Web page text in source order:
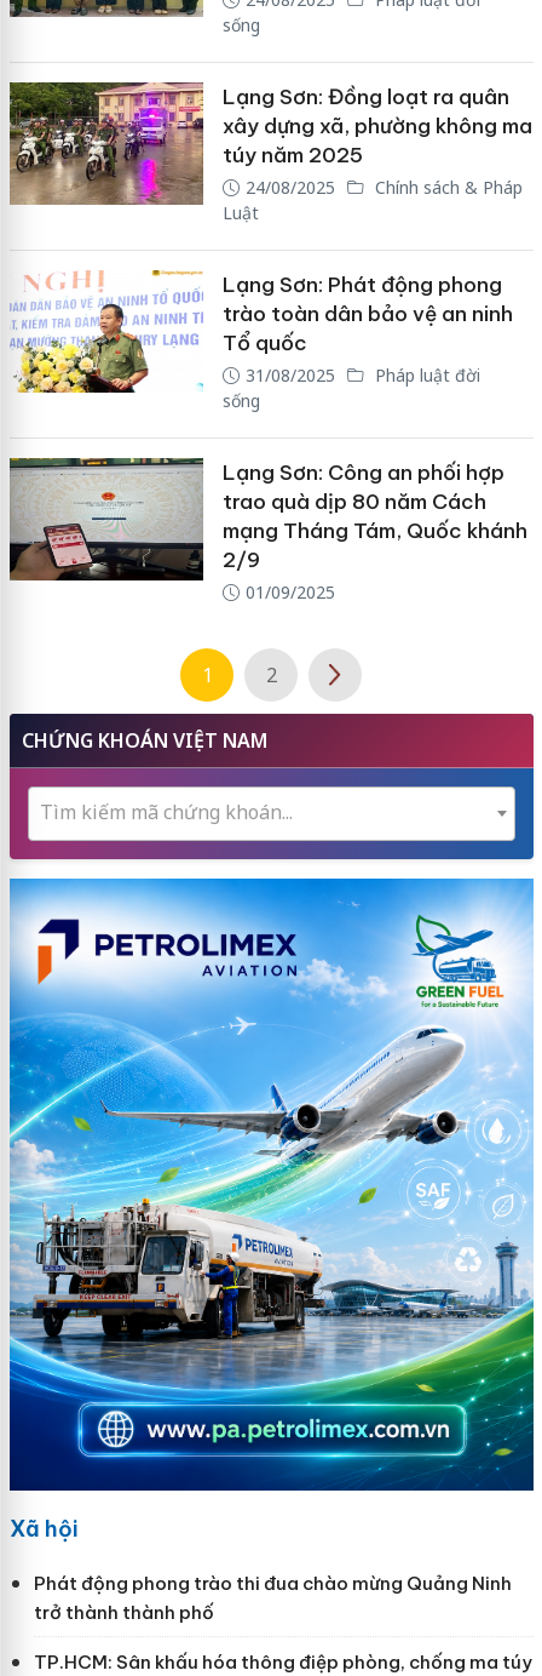
sống
Lạng Sơn: Đồng loạt ra quân
xây dựng xã, phường không ma
túy năm 2025
24/08/2025
Chính sách & Pháp
Luật
Lạng Sơn: Phát động phong
trào toàn dân bảo vệ an ninh
Tổ quốc
31/08/2025
Pháp luật đời
sống
Lạng Sơn: Công an phối hợp
trao quà dịp 80 năm Cách
mạng Tháng Tám, Quốc khánh
2/9
01/09/2025
1 2
CHỨNG KHOÁN VIỆT NAM
Tìm kiếm mã chứng khoán...
Xã hội
Phát động phong trào thi đua chào mừng Quảng Ninh
trở thành thành phố
TP.HCM: Sân khấu hóa thông điệp phòng, chống ma túy